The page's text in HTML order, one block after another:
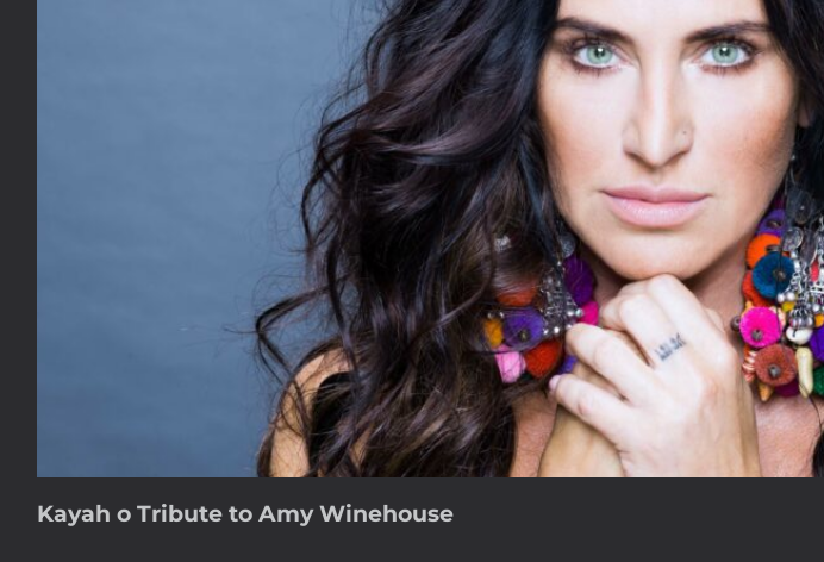
Kayah o Tribute to Amy Winehouse